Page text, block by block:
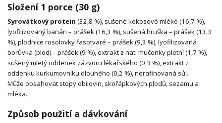
Složení 1 porce (30 g)
Syrovátkový protein (32,8 %), sušené kokosové mléko (16,7 %),
lyofilizovaný banán – prášek (16,3 %), sušená hruška – prášek (13,3
%), plodnice rosolovky řasotvaré – prášek (9,3 %), lyofilizovaná
borůvka (plod) – prášek (9 %), extrakt z nati mučenky pletní (1,7 %),
sušený mletý oddenek zázvoru lékařského (0,3 %), extrakt z
oddenku kurkumovníku dlouhého (0,2 %), nerafinovaná sůl.
Může obsahovat stopy obilovin, skořápkových plodů, sezamu a
mléka.
Způsob použití a dávkování